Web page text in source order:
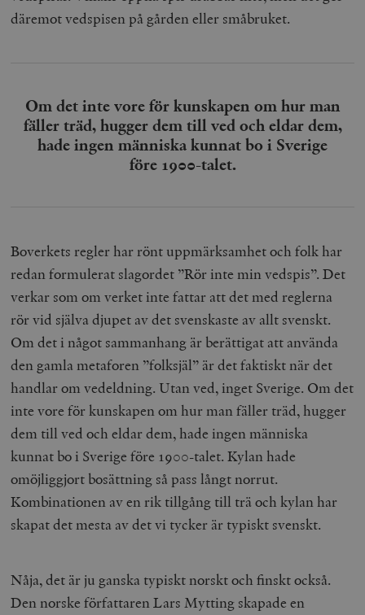
däremot vedspisen på gården eller småbruket.
Om det inte vore för kunskapen om hur man
fäller träd, hugger dem till ved och eldar dem,
hade ingen människa kunnat bo i Sverige
före 1900-talet.
Boverkets regler har rönt uppmärksamhet och folk har
redan formulerat slagordet ”Rör inte min vedspis”. Det
verkar som om verket inte fattar att det med reglerna
rör vid själva djupet av det svenskaste av allt svenskt.
Om det i något sammanhang är berättigat att använda
den gamla metaforen ”folksjäl” är det faktiskt när det
handlar om vedeldning. Utan ved, inget Sverige. Om det
inte vore för kunskapen om hur man fäller träd, hugger
dem till ved och eldar dem, hade ingen människa
kunnat bo i Sverige före 1900-talet. Kylan hade
omöjliggjort bosättning så pass långt norrut.
Kombinationen av en rik tillgång till trä och kylan har
skapat det mesta av det vi tycker är typiskt svenskt.
Nåja, det är ju ganska typiskt norskt och finskt också.
Den norske författaren Lars Mytting skapade en